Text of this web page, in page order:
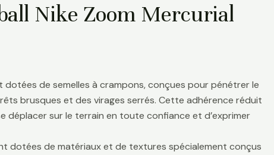
Nike Zoom Mercurial
de semelles à crampons, conçues pour pénétrer le
brusques et des virages serrés. Cette adhérence réduit
déplacer sur le terrain en toute confiance et d’exprimer
dotées de matériaux et de textures spécialement conçus